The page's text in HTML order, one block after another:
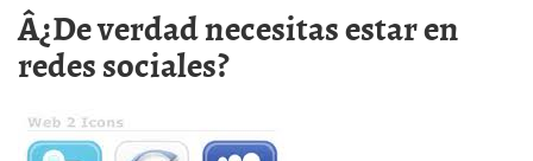
Â¿De verdad necesitas estar en
redes sociales?